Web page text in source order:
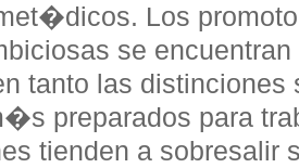
Los
se
tanto las distinciones
preparados para
tienden a sobresalir